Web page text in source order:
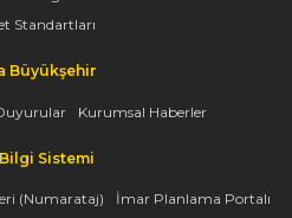
Standartları
Büyükşehir
Kurumsal Haberler
Sistemi
(Numarataj)
İmar Planlama Portalı